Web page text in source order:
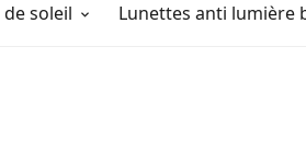
soleil Lunettes anti lumière